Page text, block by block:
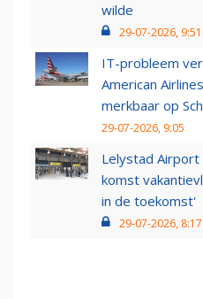
wilde
29-07-2026, 9:51
IT-probleem
American
merkbaar op
29-07-2026, 9:05
Lelystad
komst
in de toekomst'
29-07-2026, 8:17